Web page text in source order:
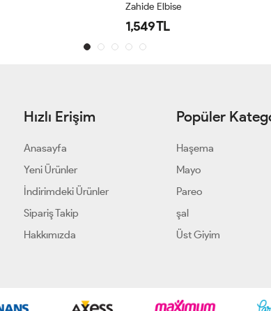
Zahide Elbise
1,549 TL
Hızlı Erişim
Anasayfa
Yeni Ürünler
İndirimdeki Ürünler
Sipariş Takip
Hakkımızda
Popüler
Haşema
Mayo
Pareo
şal
Üst Giyim